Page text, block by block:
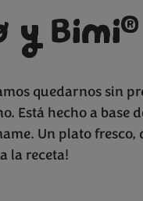
y Bimi®
quedarnos sin
Está hecho a base
Un plato fresco,
la receta!